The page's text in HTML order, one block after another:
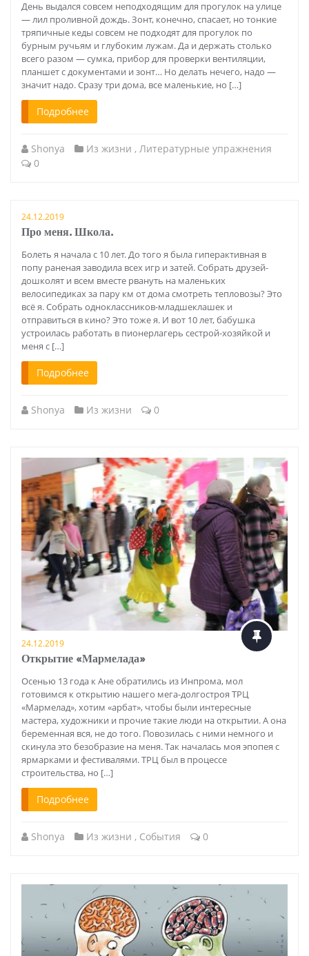
День выдался совсем неподходящим для прогулок на улице
— лил проливной дождь. Зонт, конечно, спасает, но тонкие
тряпичные кеды совсем не подходят для прогулок по
бурным ручьям и глубоким лужам. Да и держать столько
всего разом — сумка, прибор для проверки вентиляции,
планшет с документами и зонт… Но делать нечего, надо —
значит надо. Сразу три дома, все маленькие, но […]
Подробнее
Shonya Из жизни , Литературные упражнения
0
24.12.2019
Про меня. Школа.
Болеть я начала с 10 лет. До того я была гиперактивная в
попу раненая заводила всех игр и затей. Собрать друзей-
дошколят и всем вместе рвануть на маленьких
велосипедиках за пару км от дома смотреть тепловозы? Это
всё я. Собрать одноклассников-младшеклашек и
отправиться в кино? Это тоже я. И вот 10 лет, бабушка
устроилась работать в пионерлагерь сестрой-хозяйкой и
меня с […]
Подробнее
Shonya Из жизни 0
24.12.2019
Открытие «Мармелада»
Осенью 13 года к Ане обратились из Инпрома, мол
готовимся к открытию нашего мега-долгостроя ТРЦ
«Мармелад», хотим «арбат», чтобы были интересные
мастера, художники и прочие такие люди на открытии. А она
беременная вся, не до того. Повозилась с ними немного и
скинула это безобразие на меня. Так началась моя эпопея с
ярмарками и фестивалями. ТРЦ был в процессе
строительства, но […]
Подробнее
Shonya Из жизни , События 0